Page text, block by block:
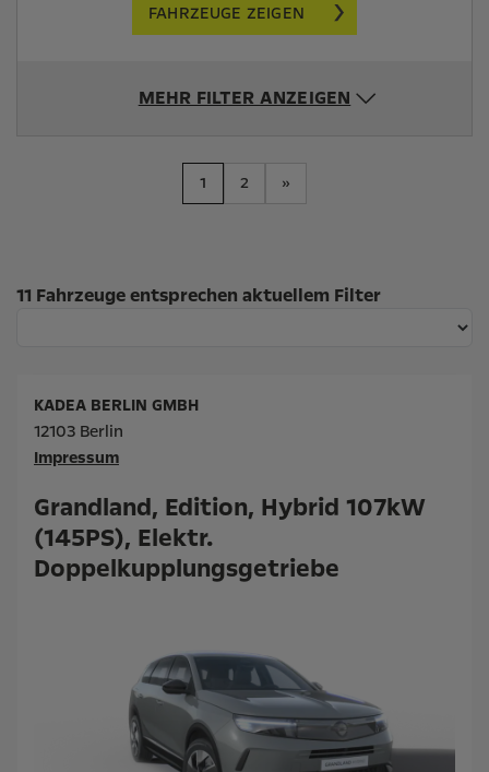
FAHRZEUGE ZEIGEN
MEHR FILTER ANZEIGEN
1 2 »
Suchergebnisse
11 Fahrzeuge entsprechen aktuellem Filter
Grandland, Edition, Hybrid 107kW
(145PS), Elektr.
Doppelkupplungsgetriebe
KADEA BERLIN GMBH
12103 Berlin
Impressum